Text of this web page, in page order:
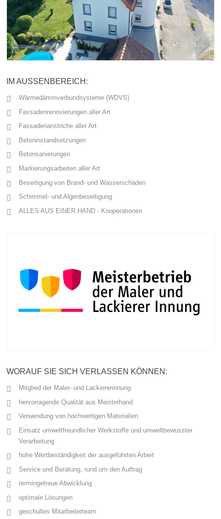
IM AUSSENBEREICH:
Wärmedämmverbundsysteme (WDVS)
Fassadenrenovierungen aller Art
Fassadenanstriche aller Art
Betoninstandsetzungen
Betonsanierungen
Markierungsarbeiten aller Art
Beseitigung von Brand- und Wasserschäden
Schimmel- und Algenbeseitigung
ALLES AUS EINER HAND - Kooperationen
WORAUF SIE SICH VERLASSEN KÖNNEN:
Mitglied der Maler- und Lackiererinnung
hervorragende Qualität aus Meisterhand
Verwendung von hochwertigen Materialien
Einsatz umweltfreundlicher Werkstoffe und umweltbewusster
Verarbeitung
hohe Wertbeständigkeit der ausgeführten Arbeit
Service und Beratung, rund um den Auftrag
termingetreue Abwicklung
optimale Lösungen
geschultes Mitarbeiterteam